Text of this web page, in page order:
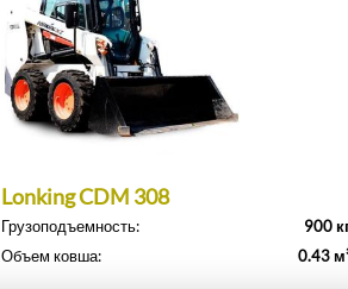
Lonking CDM 308
Грузоподъемность:
900
Объем ковша:
0.43